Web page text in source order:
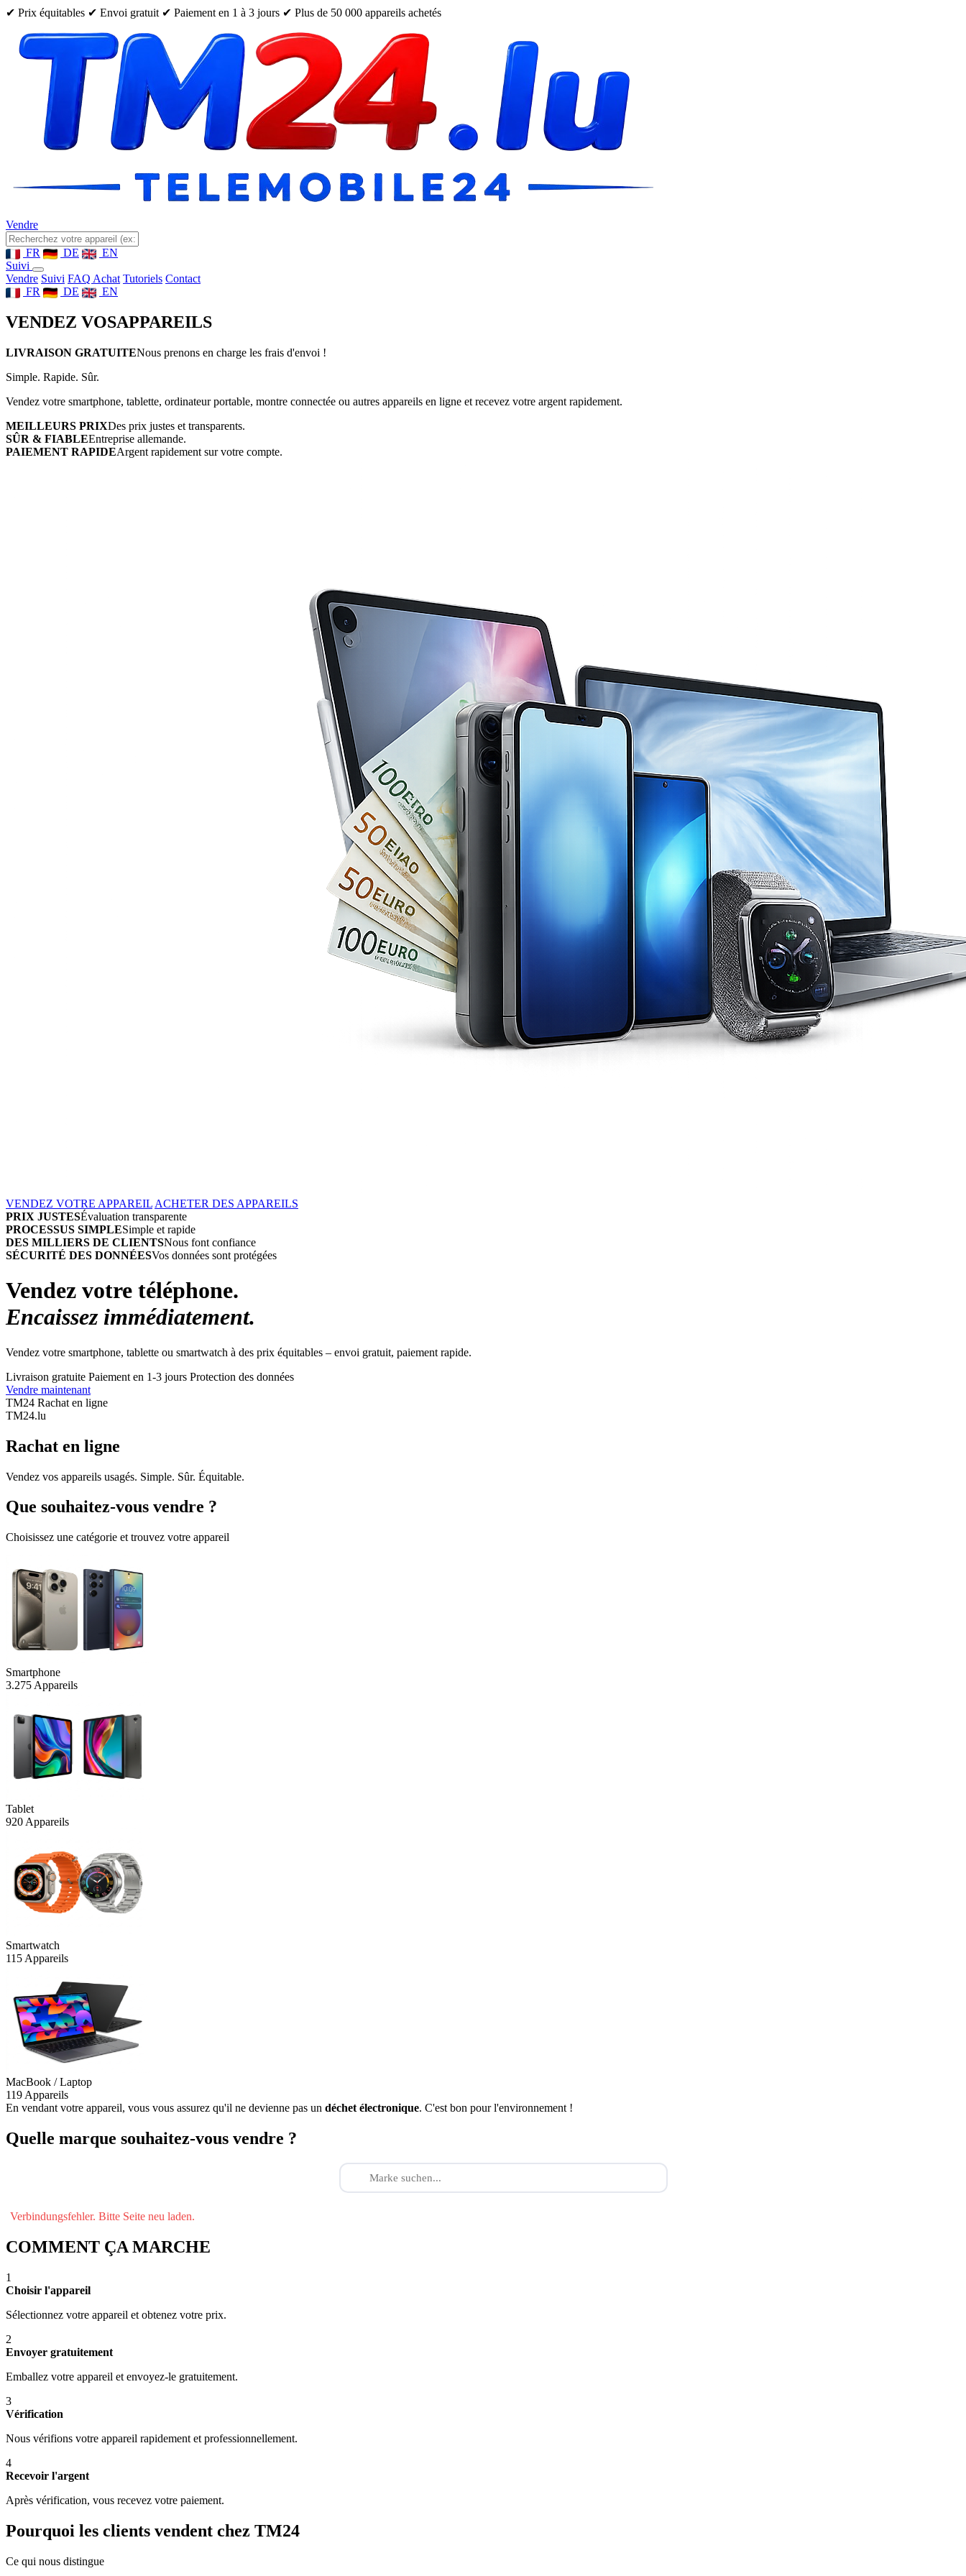
✔ Prix équitables ✔ Envoi gratuit ✔ Paiement en 1 à 3 jours ✔ Plus de 50 000 appareils achetés
Vendre
FR DE
EN
Suivi
Vendre Suivi FAQ Achat Tutoriels Contact
FR
DE EN
VENDEZ VOSAPPAREILS
LIVRAISON GRATUITENous prenons en charge les frais d'envoi !
Simple. Rapide. Sûr.
Vendez votre smartphone, tablette, ordinateur portable, montre connectée ou autres appareils en ligne et recevez votre argent rapidement.
MEILLEURS PRIXDes prix justes et transparents.
SÛR & FIABLEEntreprise allemande.
PAIEMENT RAPIDEArgent rapidement sur votre compte.
VENDEZ VOTRE APPAREIL ACHETER DES APPAREILS
PRIX JUSTESÉvaluation transparente
PROCESSUS SIMPLESimple et rapide
DES MILLIERS DE CLIENTSNous font confiance
SÉCURITÉ DES DONNÉESVos données sont protégées
Vendez votre téléphone.
Encaissez immédiatement.
Vendez votre smartphone, tablette ou smartwatch à des prix équitables – envoi gratuit, paiement rapide.
Livraison gratuite Paiement en 1-3 jours Protection des données
Vendre maintenant
TM24 Rachat en ligne
TM24.lu
Rachat en ligne
Vendez vos appareils usagés. Simple. Sûr. Équitable.
Que souhaitez-vous vendre ?
Choisissez une catégorie et trouvez votre appareil
Smartphone
3.275 Appareils
Tablet
920 Appareils
Smartwatch
115 Appareils
MacBook / Laptop
119 Appareils
En vendant votre appareil, vous vous assurez qu'il ne devienne pas un déchet électronique. C'est bon pour l'environnement !
Quelle marque souhaitez-vous vendre ?
Verbindungsfehler. Bitte Seite neu laden.
COMMENT ÇA MARCHE
1
Choisir l'appareil
Sélectionnez votre appareil et obtenez votre prix.
2
Envoyer gratuitement
Emballez votre appareil et envoyez-le gratuitement.
3
Vérification
Nous vérifions votre appareil rapidement et professionnellement.
4
Recevoir l'argent
Après vérification, vous recevez votre paiement.
Pourquoi les clients vendent chez TM24
Ce qui nous distingue